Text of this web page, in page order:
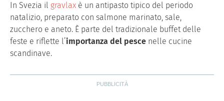
In Svezia il gravlax è un antipasto tipico del periodo
natalizio, preparato con salmone marinato, sale,
zucchero e aneto. È parte del tradizionale buffet delle
feste e riflette l’importanza del pesce nelle cucine
scandinave.